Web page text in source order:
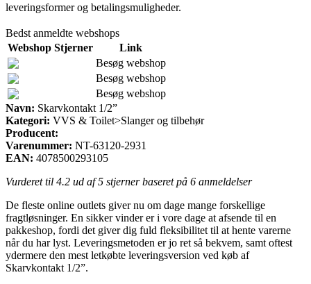
leveringsformer og betalingsmuligheder.
Bedst anmeldte webshops
Webshop Stjerner
Link
Besøg webshop
Besøg webshop
Besøg webshop
Navn: Skarvkontakt 1/2”
Kategori: VVS & Toilet>Slanger og tilbehør
Producent:
Varenummer: NT-63120-2931
EAN: 4078500293105
Vurderet til 4.2 ud af 5 stjerner baseret på 6 anmeldelser
De fleste online outlets giver nu om dage mange forskellige
fragtløsninger. En sikker vinder er i vore dage at afsende til en
pakkeshop, fordi det giver dig fuld fleksibilitet til at hente varerne
når du har lyst. Leveringsmetoden er jo ret så bekvem, samt oftest
ydermere den mest letkøbte leveringsversion ved køb af
Skarvkontakt 1/2”.